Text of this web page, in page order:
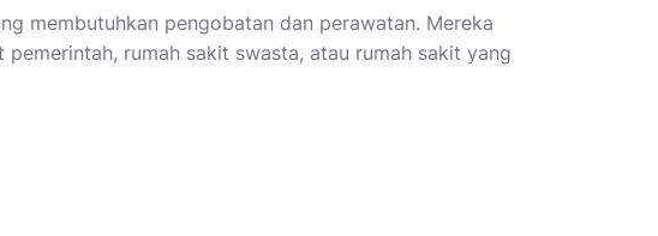
membutuhkan pengobatan dan perawatan. Mereka
rumah sakit swasta, atau rumah sakit yang